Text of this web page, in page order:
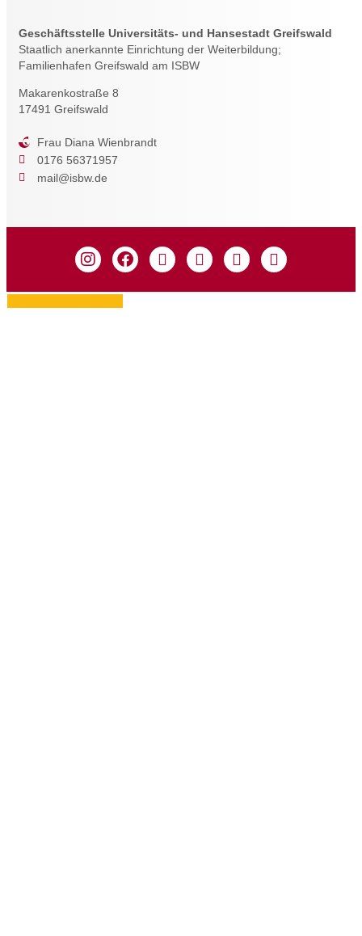
Geschäftsstelle Universitäts- und Hansestadt Greifswald
Staatlich anerkannte Einrichtung der Weiterbildung;
Familienhafen Greifswald am ISBW
Makarenkostraße 8
17491 Greifswald
Frau Diana Wienbrandt
0176 56371957
mail@isbw.de